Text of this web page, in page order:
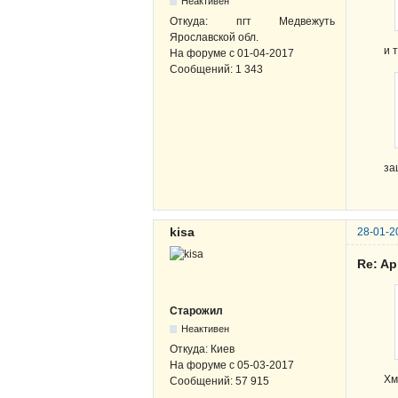
Откуда: пгт Медвежуть
Ярославской обл.
На форуме с 01-04-2017
Сообщений: 1 343
и
kisa 28-01-
Старожил
Неактивен
Откуда: Киев
На форуме с 05-03-2017
Сообщений: 57 915
Re: